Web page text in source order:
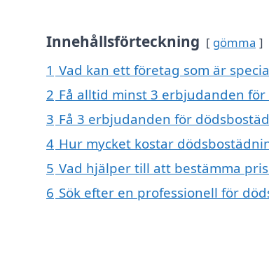
Innehållsförteckning gömma
1 Vad kan ett företag som är
2 Få alltid minst 3 erbjudanden
3 Få 3 erbjudanden för
4 Hur mycket kostar
5 Vad hjälper till att bestämma
6 Sök efter en professionell för